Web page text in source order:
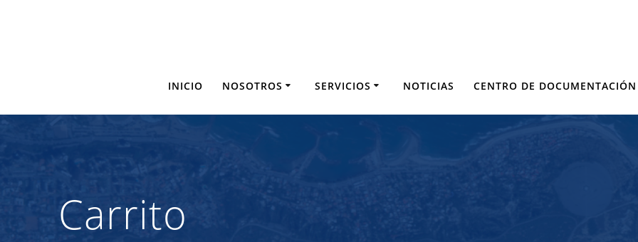
INICIO NOSOTROS SERVICIOS NOTICIAS CENTRO DE DOCUMENTACIÓN
Carrito